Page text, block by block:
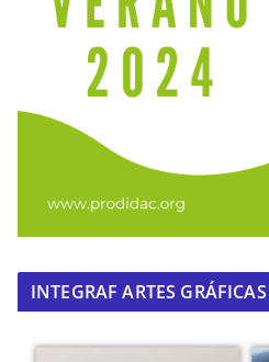
INTEGRAF ARTES GRÁFICAS